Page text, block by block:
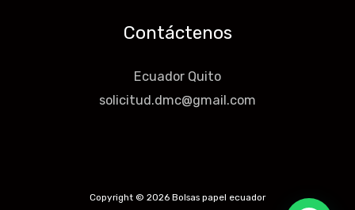
Contáctenos
Ecuador Quito
solicitud.dmc@gmail.com
Copyright © 2026 Bolsas papel ecuador